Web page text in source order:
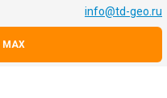
info@td-geo.ru
MAX